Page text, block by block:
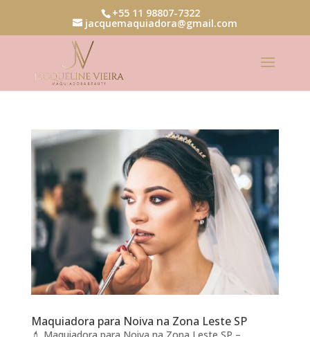
+55 11 98807-7322
jacquemaquiadora@gmail.com
Maquiadora para Noiva na Zona Leste SP